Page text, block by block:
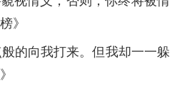
》
的向我打来。但我却一一躲